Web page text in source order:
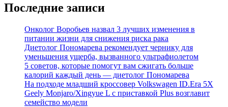
Последние записи
Онколог Воробьев назвал 3 лучших изменения в
питании жизни для снижения риска рака
Диетолог Пономарева рекомендует чернику для
уменьшения ущерба, вызванного ультрафиолетом
5 советов, которые помогут вам сжигать больше
калорий каждый день — диетолог Пономарева
На подходе младший кроссовер Volkswagen ID.Era 5X
Geely Monjaro/Xingyue L с приставкой Plus возглавит
семейство модели